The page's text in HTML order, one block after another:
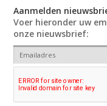
Aanmelden
Voer hieronder uw
onze nieuwsbrief: